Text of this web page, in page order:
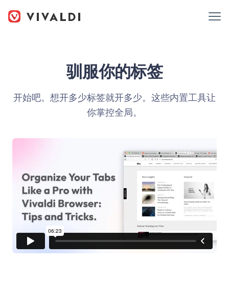
驯服你的标签
开始吧。想开多少标签就开多少。 这些内置工具让
你掌控全局。